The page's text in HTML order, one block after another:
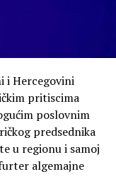
i Hercegovini
pritiscima
poslovnim
predsednika
u regionu i samoj
algemajne